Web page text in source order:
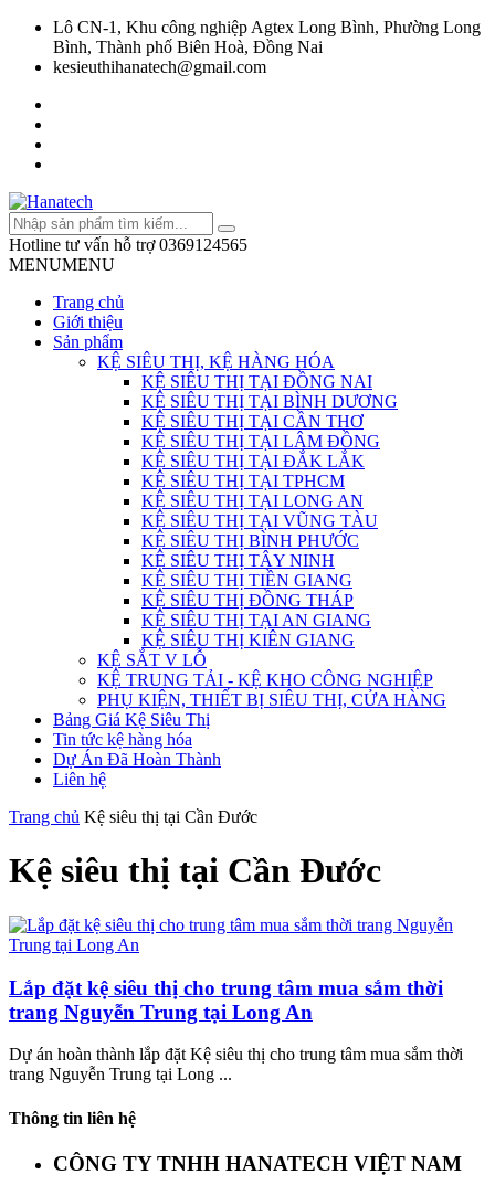
Lô CN-1, Khu công nghiệp Agtex Long Bình, Phường Long
Bình, Thành phố Biên Hoà, Đồng Nai
kesieuthihanatech@gmail.com
Hotline tư vấn hỗ trợ 0369124565
MENUMENU
Trang chủ
Giới thiệu
Sản phẩm
KỆ SIÊU THỊ, KỆ HÀNG HÓA
KỆ SIÊU THỊ TẠI ĐỒNG NAI
KỆ SIÊU THỊ TẠI BÌNH DƯƠNG
KỆ SIÊU THỊ TẠI CẦN THƠ
KỆ SIÊU THỊ TẠI LÂM ĐỒNG
KỆ SIÊU THỊ TẠI ĐẮK LẮK
KỆ SIÊU THỊ TẠI TPHCM
KỆ SIÊU THỊ TẠI LONG AN
KỆ SIÊU THỊ TẠI VŨNG TÀU
KỆ SIÊU THỊ BÌNH PHƯỚC
KỆ SIÊU THỊ TÂY NINH
KỆ SIÊU THỊ TIỀN GIANG
KỆ SIÊU THỊ ĐỒNG THÁP
KỆ SIÊU THỊ TẠI AN GIANG
KỆ SIÊU THỊ KIÊN GIANG
KỆ SẮT V LỖ
KỆ TRUNG TẢI - KỆ KHO CÔNG NGHIỆP
PHỤ KIỆN, THIẾT BỊ SIÊU THỊ, CỬA HÀNG
Bảng Giá Kệ Siêu Thị
Tin tức kệ hàng hóa
Dự Án Đã Hoàn Thành
Liên hệ
Trang chủ Kệ siêu thị tại Cần Đước
Kệ siêu thị tại Cần Đước
Lắp đặt kệ siêu thị cho trung tâm mua sắm thời
trang Nguyễn Trung tại Long An
Dự án hoàn thành lắp đặt Kệ siêu thị cho trung tâm mua sắm thời
trang Nguyễn Trung tại Long ...
Thông tin liên hệ
CÔNG TY TNHH HANATECH VIỆT NAM